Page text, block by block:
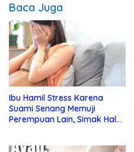
Baca Juga
Ibu Hamil Stress Karena
Suami Senang Memuji
Perempuan Lain, Simak Hal